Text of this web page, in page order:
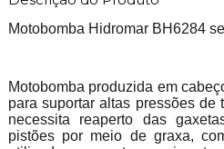
Motobomba Hidromar BH6284
Motobomba produzida em
para suportar altas pressões de
necessita reaperto das
pistões por meio de graxa,